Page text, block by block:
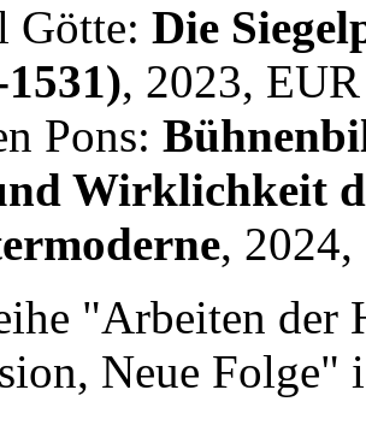
Götte: Die
, 2023,
Pons:
Wirklichkeit
,
"Arbeiten der
Neue Folge"